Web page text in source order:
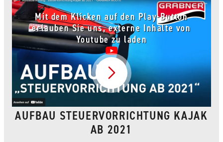
Mit dem Klicken auf den Play-Button
erlauben Sie uns, externe Inhalte von
Youtube zu laden
Video abspielen
AUFBAU STEUERVORRICHTUNG KAJAK
AB 2021